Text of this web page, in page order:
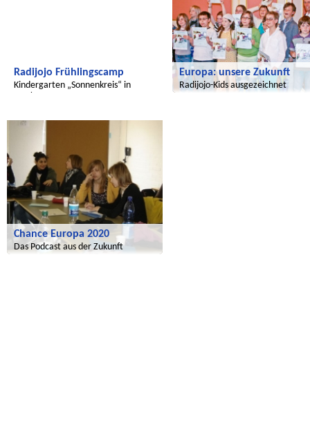
Radijojo Frühlingscamp
Kindergarten „Sonnenkreis“ in
Europa: unsere Zukunft
Radijojo-Kids ausgezeichnet
Chance Europa 2020
Das Podcast aus der Zukunft